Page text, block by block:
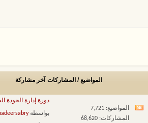
المواضيع / المشاركات آخر مشاركة
مشاهدة
المواضيع: 7,721
المشاركات: 68,620
دورة إدارة الجودة
بواسطة